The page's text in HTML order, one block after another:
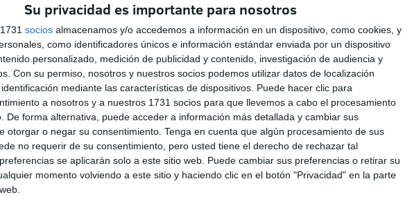
Su privacidad es importante para nosotros
socios almacenamos y/o accedemos a información en un dispositivo, como cookies, y
como identificadores únicos e información estándar enviada por un dispositivo
personalizado, medición de publicidad y contenido, investigación de audiencia y
Con su permiso, nosotros y nuestros socios podemos utilizar datos de localización
mediante las características de dispositivos. Puede hacer clic para
a nosotros y a nuestros 1731 socios para que llevemos a cabo el procesamiento
De forma alternativa, puede acceder a información más detallada y cambiar sus
otorgar o negar su consentimiento. Tenga en cuenta que algún procesamiento de sus
no requerir de su consentimiento, pero usted tiene el derecho de rechazar tal
se aplicarán solo a este sitio web. Puede cambiar sus preferencias o retirar su
momento volviendo a este sitio y haciendo clic en el botón "Privacidad" en la parte
con el que tradicionalmente se rompe el ayuno tras el
entre otros platos, así como dulces y té.